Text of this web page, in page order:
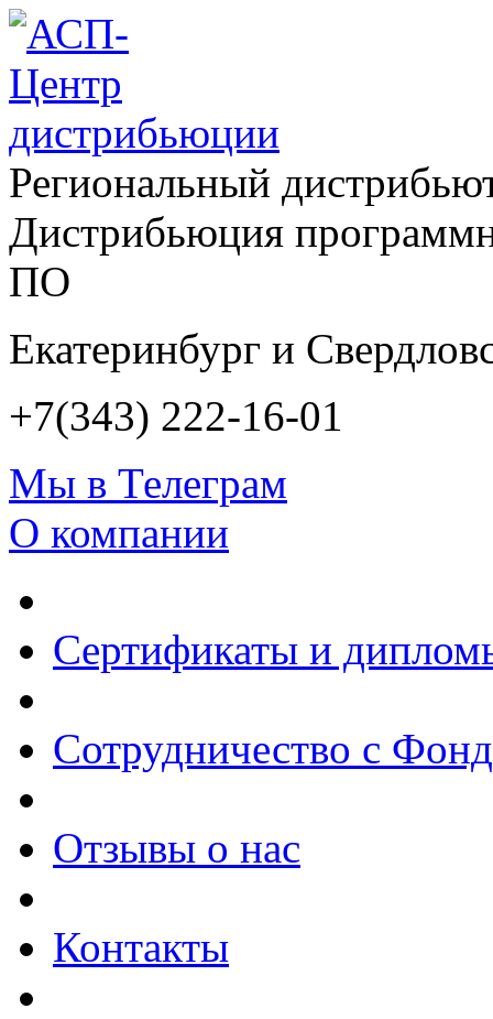
Региональный
Дистрибьюция
ПО
Екатеринбург и
+7(343) 222-16-01
Мы в Телеграм
О компании
Сертификаты и
Сотрудничество с
Отзывы о нас
Контакты